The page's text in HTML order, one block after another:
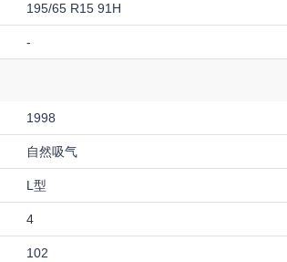
195/65 R15 91H
-
1998
自然吸气
L型
4
102